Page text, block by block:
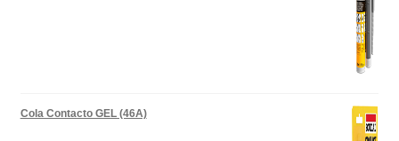
Cola Contacto GEL (46A)